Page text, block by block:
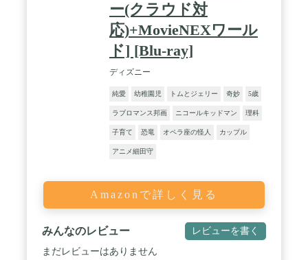
ー(クラウド対
応)+MovieNEXワール
ド] [Blu-ray]
ディズニー
純愛 幼稚園児 トムとジェリー 奇妙 5歳
ラブロマンス邦画 ニコールキッドマン 理科
子育て 恐竜 オペラ座の怪人 カップル
アニメ細田守
Amazonで詳しく見る
みんなのレビュー レビューを書く
まだレビューはありません